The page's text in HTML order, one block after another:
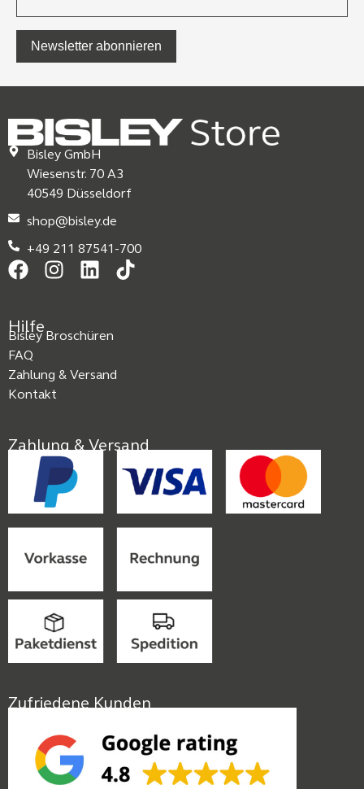
Newsletter abonnieren
Bisley GmbH
Wiesenstr. 70 A3
40549 Düsseldorf
shop@bisley.de
+49 211 87541-700
Hilfe
Bisley Broschüren
FAQ
Zahlung & Versand
Kontakt
Zahlung & Versand
Zufriedene Kunden